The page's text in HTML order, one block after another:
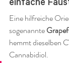
einfache
Eine hilfreiche
sogenannte
hemmt dieselben
Cannabidiol.